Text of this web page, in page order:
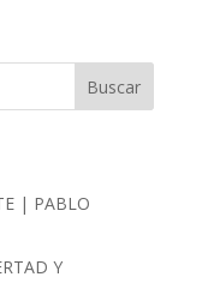
Buscar
| PABLO
Y